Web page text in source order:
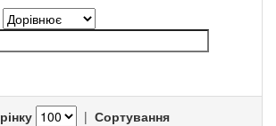
| Сортування